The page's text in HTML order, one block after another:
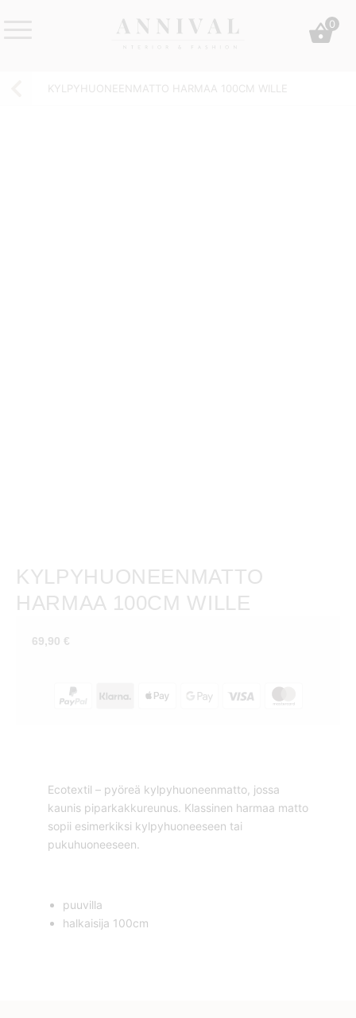
&
0
KYLPYHUONEENMATTO HARMAA 100CM WILLE
KYLPYHUONEENMATTO
HARMAA 100CM WILLE
69,90 €
Ecotextil – pyöreä kylpyhuoneenmatto, jossa
kaunis piparkakkureunus. Klassinen harmaa matto
sopii esimerkiksi kylpyhuoneeseen tai
pukuhuoneeseen.
puuvilla
halkaisija 100cm